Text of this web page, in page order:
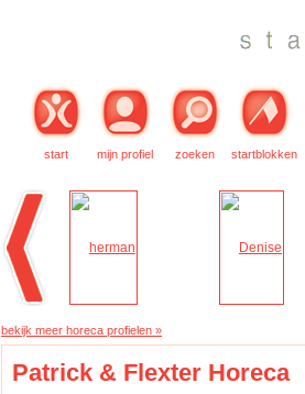
start mijn profiel zoeken startblokken
bekijk meer horeca profielen »
Patrick & Flexter Horeca